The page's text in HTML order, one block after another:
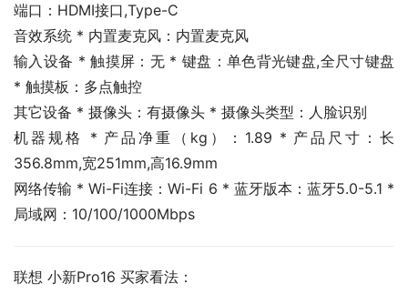
端口：HDMI接口,Type-C
音效系统 * 内置麦克风：内置麦克风
输入设备 * 触摸屏：无 * 键盘：单色背光键盘,全尺寸键盘
* 触摸板：多点触控
其它设备 * 摄像头：有摄像头 * 摄像头类型：人脸识别
机器规格 * 产品净重（kg）：1.89 * 产品尺寸：长
356.8mm,宽251mm,高16.9mm
网络传输 * Wi-Fi连接：Wi-Fi 6 * 蓝牙版本：蓝牙5.0-5.1 *
局域网：10/100/1000Mbps
联想 小新Pro16 买家看法：